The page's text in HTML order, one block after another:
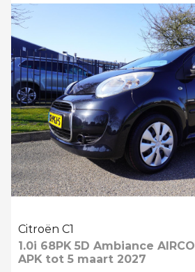
Citroën C1
1.0i 68PK 5D Ambiance AIRCO
APK tot 5 maart 2027